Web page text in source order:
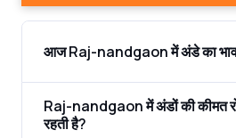
आज Raj-nandgaon में अंडे का भाव
Raj-nandgaon में अंडों की कीमत
रहती है?